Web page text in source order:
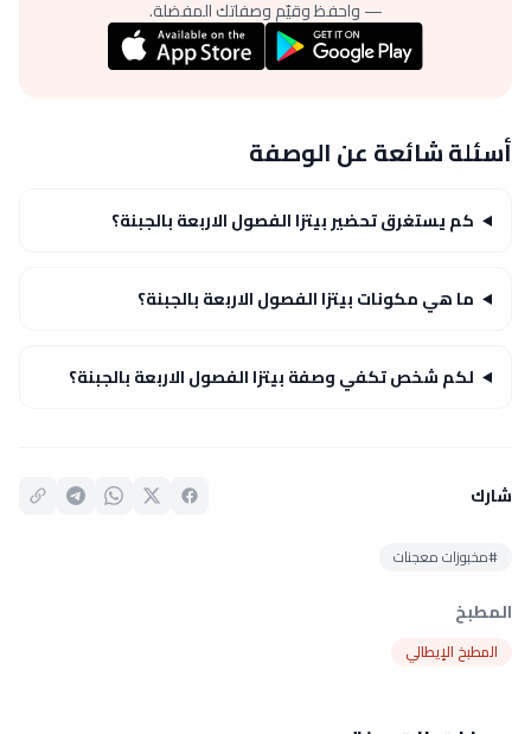
— واحفظ وقيّم وصفاتك المفضلة.
أسئلة شائعة عن الوصفة
كم يستغرق تحضير بيتزا الفصول الاربعة بالجبنة؟
ما هي مكونات بيتزا الفصول الاربعة بالجبنة؟
لكم شخص تكفي وصفة بيتزا الفصول الاربعة بالجبنة؟
شارك
#مخبوزات معجنات
المطبخ
المطبخ الإيطالي